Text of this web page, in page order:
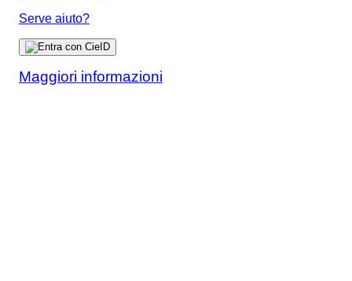
Serve aiuto?
Maggiori informazioni